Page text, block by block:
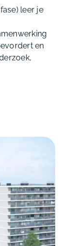
leer je
en